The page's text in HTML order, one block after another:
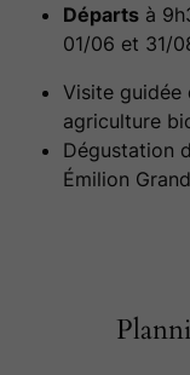
Départsà
01/06 et 31/
Visite guidée
agriculture
Dégustation
Émilion